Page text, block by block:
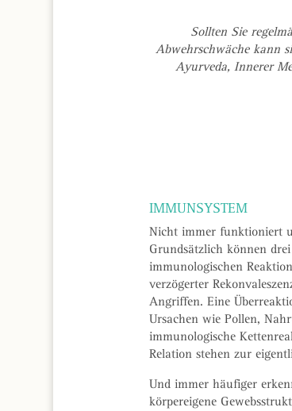
Sollten Sie
Abwehrschwäche kann
Ayurveda, Innerer
IMMUNSYSTEM
Nicht immer funktioniert
Grundsätzlich können
immunologischen
verzögerter
Angriffen. Eine
Ursachen wie Pollen,
immunologische
Relation stehen zur
Und immer häufiger
körpereigene